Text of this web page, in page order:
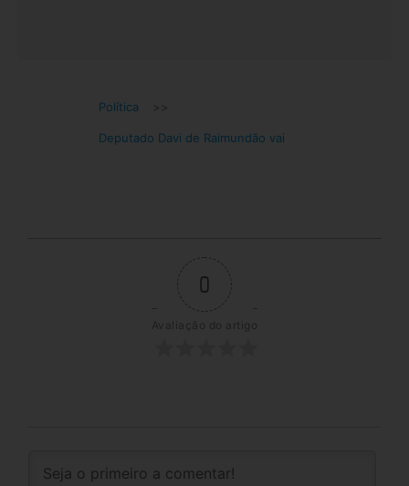
Política >>
Deputado Davi de Raimundão vai
0
Avaliação do artigo